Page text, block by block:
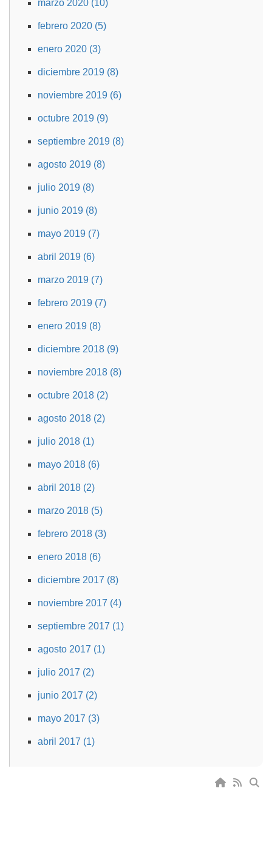
marzo 2020 (10)
febrero 2020 (5)
enero 2020 (3)
diciembre 2019 (8)
noviembre 2019 (6)
octubre 2019 (9)
septiembre 2019 (8)
agosto 2019 (8)
julio 2019 (8)
junio 2019 (8)
mayo 2019 (7)
abril 2019 (6)
marzo 2019 (7)
febrero 2019 (7)
enero 2019 (8)
diciembre 2018 (9)
noviembre 2018 (8)
octubre 2018 (2)
agosto 2018 (2)
julio 2018 (1)
mayo 2018 (6)
abril 2018 (2)
marzo 2018 (5)
febrero 2018 (3)
enero 2018 (6)
diciembre 2017 (8)
noviembre 2017 (4)
septiembre 2017 (1)
agosto 2017 (1)
julio 2017 (2)
junio 2017 (2)
mayo 2017 (3)
abril 2017 (1)